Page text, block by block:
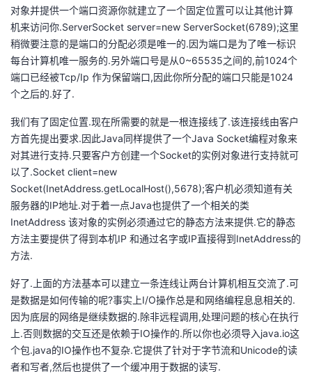
坛
圈
子
的
直
播
我
的
活
动
我
的
关
注
我
的
开
发
者
学
堂
我
的
我
我
的
Programs
我
的
支
持
我
的
技
我
的
对象并提供一个端口资源你就建立了一个固定位置可以让其他计算
机来访问你.ServerSocket server=new ServerSocket(6789);这里
稍微要注意的是端口的分配必须是唯一的.因为端口是为了唯一标识
每台计算机唯一服务的.另外端口号是从0~65535之间的,前1024个
端口已经被Tcp/Ip 作为保留端口,因此你所分配的端口只能是1024
个之后的.好了.
我们有了固定位置.现在所需要的就是一根连接线了.该连接线由客户
方首先提出要求.因此Java同样提供了一个Java Socket编程对象来
对其进行支持.只要客户方创建一个Socket的实例对象进行支持就可
以了.Socket client=new
Socket(InetAddress.getLocalHost(),5678);客户机必须知道有关
服务器的IP地址.对于着一点Java也提供了一个相关的类
InetAddress 该对象的实例必须通过它的静态方法来提供.它的静态
方法主要提供了得到本机IP 和通过名字或IP直接得到InetAddress的
方法.
好了.上面的方法基本可以建立一条连线让两台计算机相互交流了.可
是数据是如何传输的呢?事实上I/O操作总是和网络编程息息相关的.
因为底层的网络是继续数据的.除非远程调用,处理问题的核心在执行
上.否则数据的交互还是依赖于IO操作的.所以你也必须导入java.io这
个包.java的IO操作也不复杂.它提供了针对于字节流和Unicode的读
者和写者,然后也提供了一个缓冲用于数据的读写.